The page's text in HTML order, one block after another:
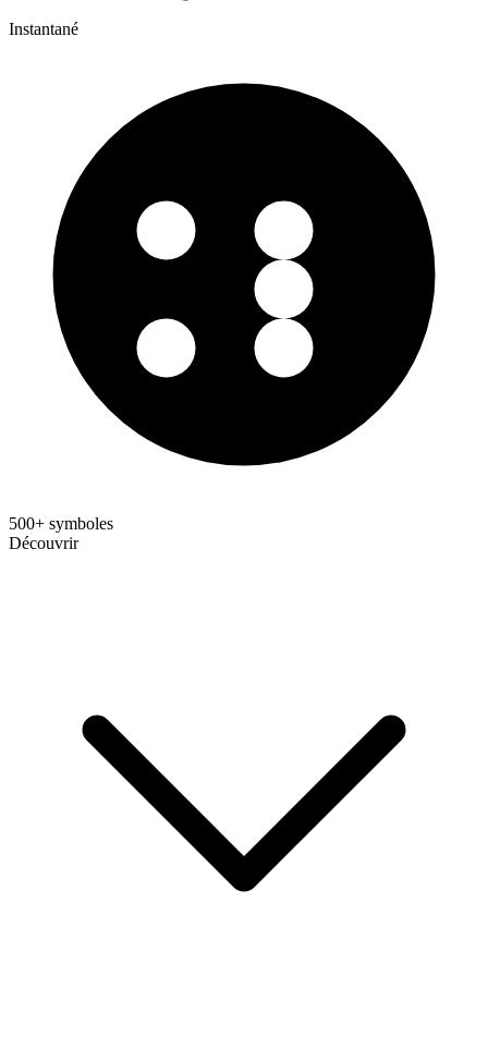
Instantané
500+ symboles
Découvrir